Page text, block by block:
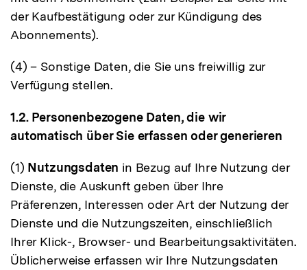
der Kaufbestätigung oder zur Kündigung des
Abonnements).
(4) – Sonstige Daten, die Sie uns freiwillig zur
Verfügung stellen.
1.2. Personenbezogene Daten, die wir
automatisch über Sie erfassen oder generieren
(1) Nutzungsdaten in Bezug auf Ihre Nutzung der
Dienste, die Auskunft geben über Ihre
Präferenzen, Interessen oder Art der Nutzung der
Dienste und die Nutzungszeiten, einschließlich
Ihrer Klick-, Browser- und Bearbeitungsaktivitäten.
Üblicherweise erfassen wir Ihre Nutzungsdaten